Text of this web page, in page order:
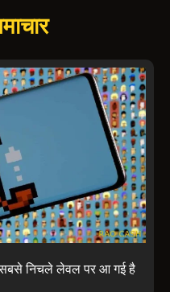
निचले लेवल पर आ गई है